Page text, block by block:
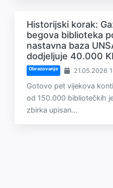
Historijski korak:
begova biblioteka
nastavna baza
dodjeljuje 40.000
Obrazovanje 21.05.2026
Gotovo pet vijekova
od 150.000 bibliotečkih
zbirka upisan...